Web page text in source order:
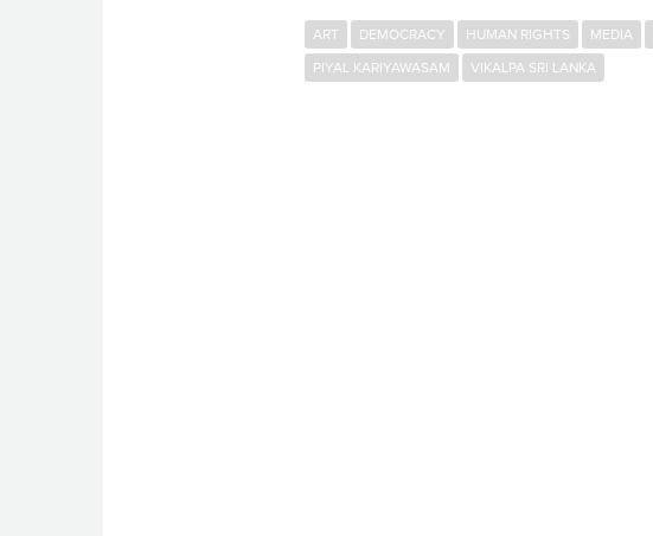
ART DEMOCRACY HUMAN RIGHTS MEDIA
PIYAL KARIYAWASAM
VIKALPA SRI LANKA